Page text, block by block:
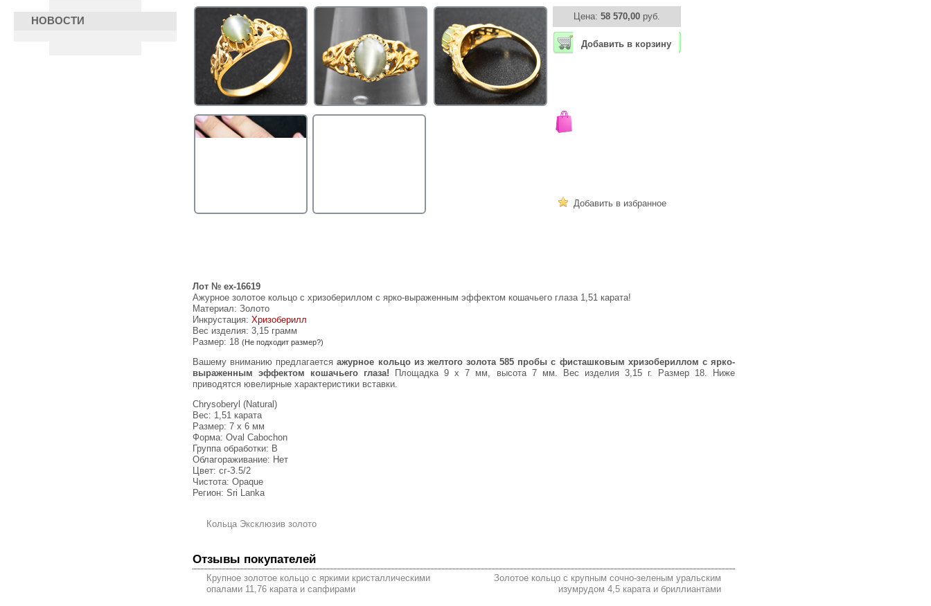
НОВОСТИ Цена: 58 570,00 руб.
Добавить в корзину
Добавить в избранное
Лот № ex-16619
Ажурное золотое кольцо с хризобериллом с ярко-выраженным эффектом кошачьего глаза 1,51 карата!
Материал: Золото
Инкрустация: Хризоберилл
Вес изделия: 3,15 грамм
Размер: 18 (Не подходит размер?)
Вашему вниманию предлагаетсяажурное кольцо из желтого золота 585 пробы c фисташковым хризобериллом с ярко-
выраженным эффектом кошачьего глаза! Площадка 9 х 7 мм, высота 7 мм. Вес изделия 3,15 г. Размер 18. Ниже
приводятся ювелирные характеристики вставки.
Chrysoberyl (Natural)
Вес: 1,51 карата
Размер: 7 х 6 мм
Форма: Oval Cabochon
Группа обработки: В
Облагораживание: Нет
Цвет: сг-З.5/2
Чистота: Opaque
Регион: Sri Lanka
Кольца Эксклюзив золото
Отзывы покупателей
Крупное золотое кольцо с яркими кристаллическими
опалами 11,76 карата и сапфирами
Золотое кольцо с крупным сочно-зеленым уральским
изумрудом 4,5 карата и бриллиантами